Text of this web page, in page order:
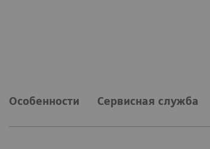
Особенности Сервисная служба